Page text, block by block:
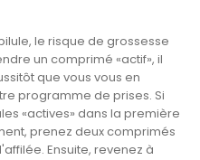
le risque de grossesse
un comprimé «actif», il
que vous vous en
programme de prises. Si
«actives» dans la première
prenez deux comprimés
Ensuite, revenez à